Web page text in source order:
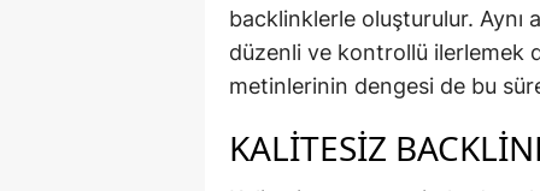
backlinklerle oluşturulur. Aynı
düzenli ve kontrollü ilerlemek
metinlerinin dengesi de bu
KALITESIZ